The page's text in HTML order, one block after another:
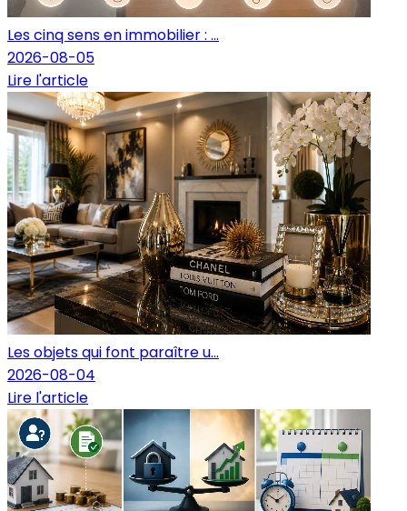
Les cinq sens en immobilier : ...
2026-08-05
Lire l'article
Les objets qui font paraître u...
2026-08-04
Lire l'article